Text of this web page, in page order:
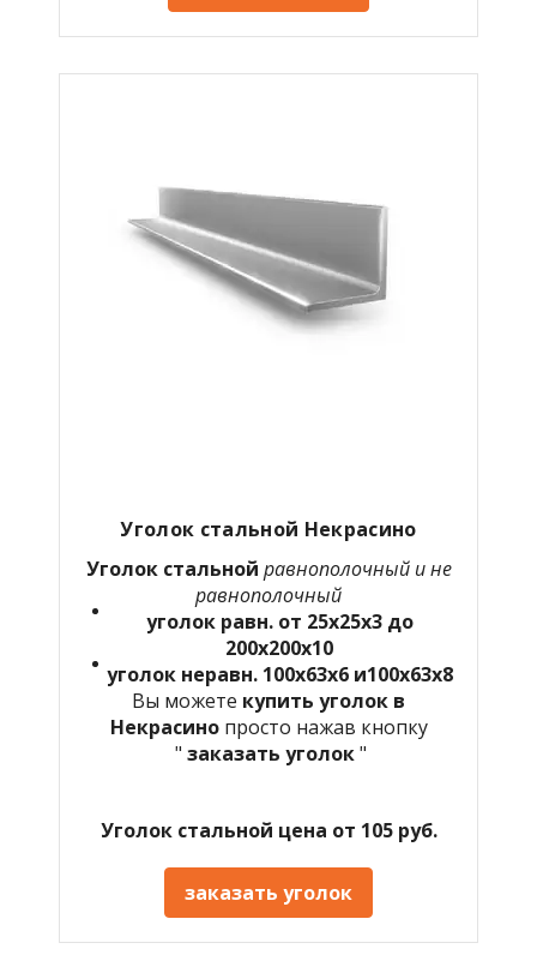
Уголок стальной Некрасино
Уголок стальной равнополочный и не
равнополочный
уголок равн. от 25х25х3 до
200х200х10
уголок неравн. 100х63х6 и100х63х8
Вы можете купить уголок в
Некрасино просто нажав кнопку
" заказать уголок"
Уголок стальной цена от 105 руб.
заказать уголок